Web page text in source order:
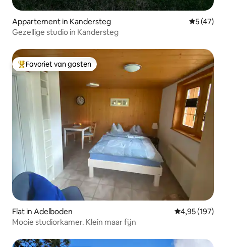
Appartement in Kandersteg
5 (47)
Gezellige studio in Kandersteg
Topfavoriet van gasten
Favoriet van gasten
Flat in Adelboden Gemiddelde
4,95 (197)
Mooie studiorkamer. Klein maar fijn